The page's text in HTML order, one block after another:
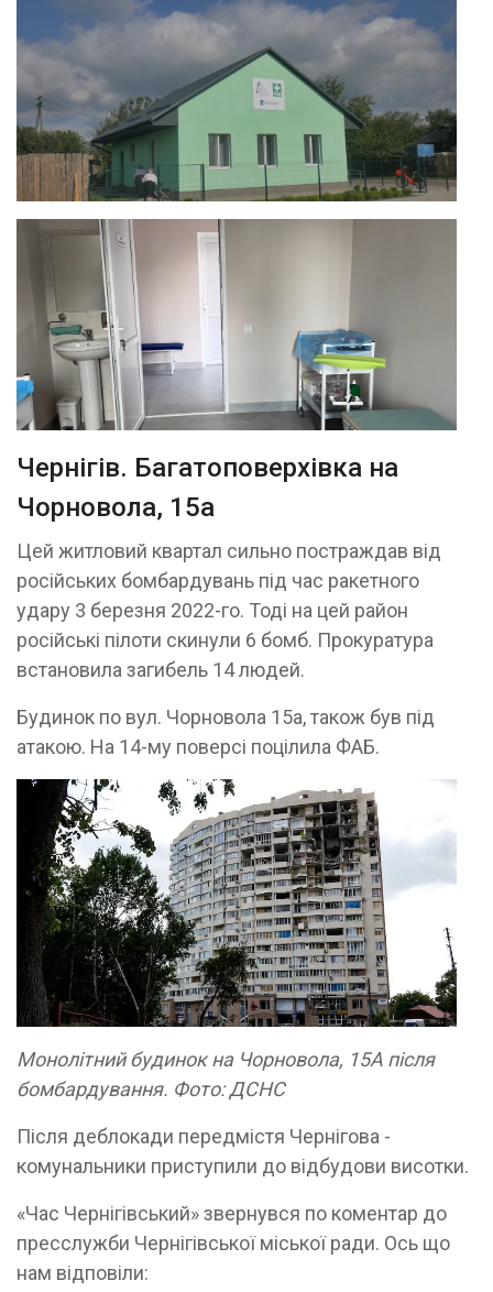
Чернігів. Багатоповерхівка на
Чорновола, 15а
Цей житловий квартал сильно постраждав від
російських бомбардувань під час ракетного
удару 3 березня 2022-го. Тоді на цей район
російські пілоти скинули 6 бомб. Прокуратура
встановила загибель 14 людей.
Будинок по вул. Чорновола 15а, також був під
атакою. На 14-му поверсі поцілила ФАБ.
Монолітний будинок на Чорновола, 15А після
бомбардування. Фото: ДСНС
Після деблокади передмістя Чернігова -
комунальники приступили до відбудови висотки.
«Час Чернігівський» звернувся по коментар до
пресслужби Чернігівської міської ради. Ось що
нам відповіли: